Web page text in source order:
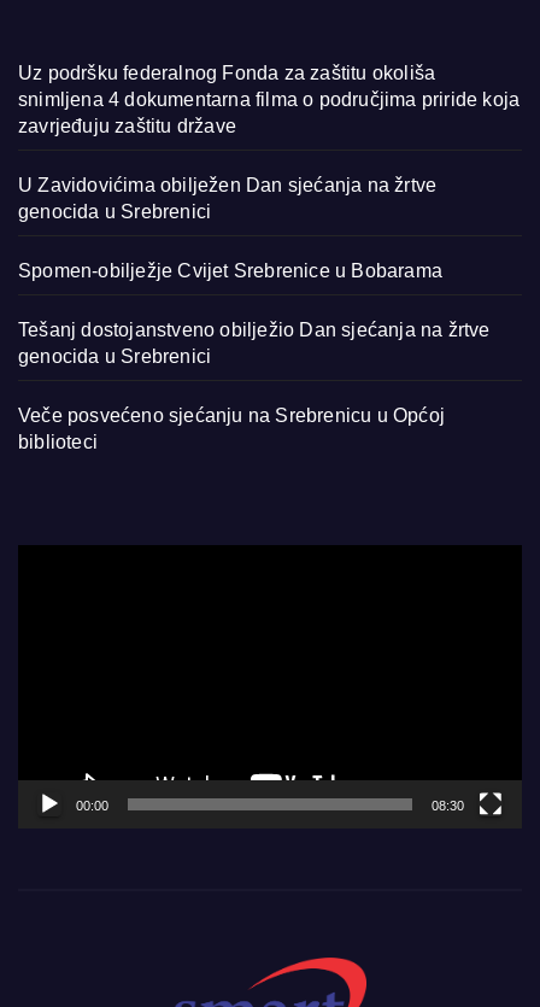
Uz podršku federalnog Fonda za zaštitu okoliša
snimljena 4 dokumentarna filma o područjima priride koja
zavrjeđuju zaštitu države
U Zavidovićima obilježen Dan sjećanja na žrtve
genocida u Srebrenici
Spomen-obilježje Cvijet Srebrenice u Bobarama
Tešanj dostojanstveno obilježio Dan sjećanja na žrtve
genocida u Srebrenici
Veče posvećeno sjećanju na Srebrenicu u Općoj
biblioteci
00:00 08:30